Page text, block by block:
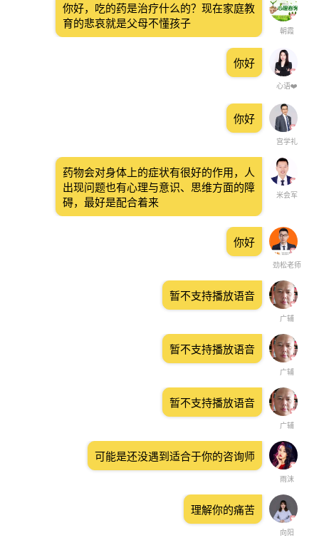
朝霞
你好，吃的药是治疗什么的？现在家庭教
育的悲哀就是父母不懂孩子
心语❤️
你好
宫学礼
你好
米会军
药物会对身体上的症状有很好的作用，人
出现问题也有心理与意识、思维方面的障
碍，最好是配合着来
劲松老师
你好
广辅
暂不支持播放语音
广辅
暂不支持播放语音
广辅
暂不支持播放语音
雨沫
可能是还没遇到适合于你的咨询师
向阳
理解你的痛苦